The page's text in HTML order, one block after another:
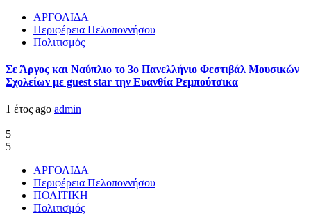
ΑΡΓΟΛΙΔΑ
Περιφέρεια Πελοποννήσου
Πολιτισμός
Σε Άργος και Ναύπλιο το 3ο Πανελλήνιο Φεστιβάλ Μουσικών
Σχολείων με guest star την Ευανθία Ρεμπούτσικα
1 έτος ago admin
5
5
ΑΡΓΟΛΙΔΑ
Περιφέρεια Πελοποννήσου
ΠΟΛΙΤΙΚΗ
Πολιτισμός